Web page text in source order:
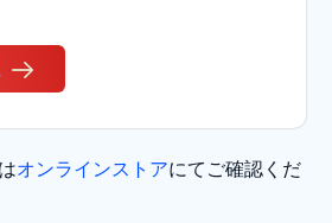
オンラインストアにてご確認くだ